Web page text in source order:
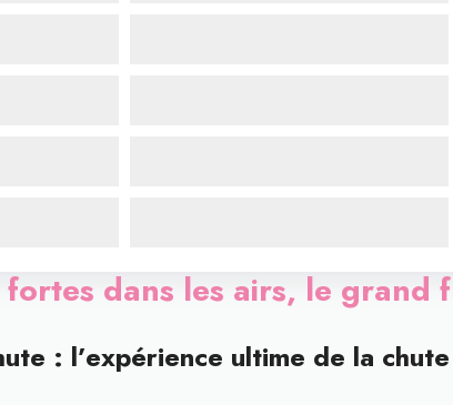
fortes dans les airs, le grand
: l’expérience ultime de la